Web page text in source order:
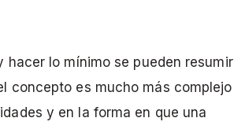
lo mínimo se pueden resumir
concepto es mucho más complejo
y en la forma en que una